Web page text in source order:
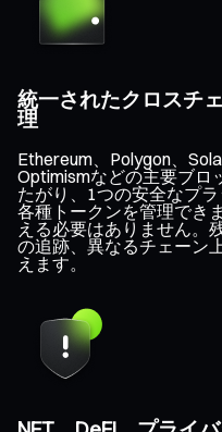
統一されたクロスチ
理
Ethereum、Polygon、
Optimismなどの主要ブロ
たがり、1つの安全なプ
各種トークンを管理でき
える必要はありません。
の追跡、異なるチェーン
えます。